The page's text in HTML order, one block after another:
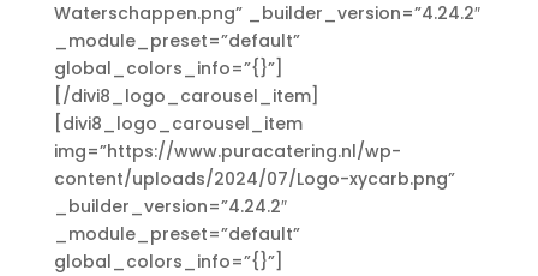
Waterschappen.png” _builder_version=”4.24.2″
_module_preset=”default”
global_colors_info=”{}”]
[/divi8_logo_carousel_item]
[divi8_logo_carousel_item
img=”https://www.puracatering.nl/wp-
content/uploads/2024/07/Logo-xycarb.png”
_builder_version=”4.24.2″
_module_preset=”default”
global_colors_info=”{}”]